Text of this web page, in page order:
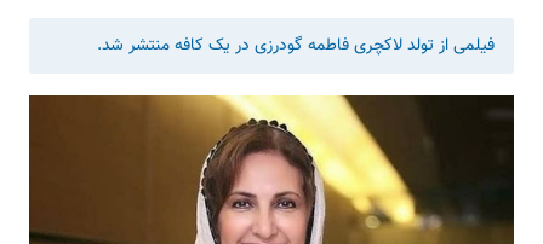
​ فیلمی از تولد لاکچری فاطمه گودرزی در یک کافه منتشر شد.